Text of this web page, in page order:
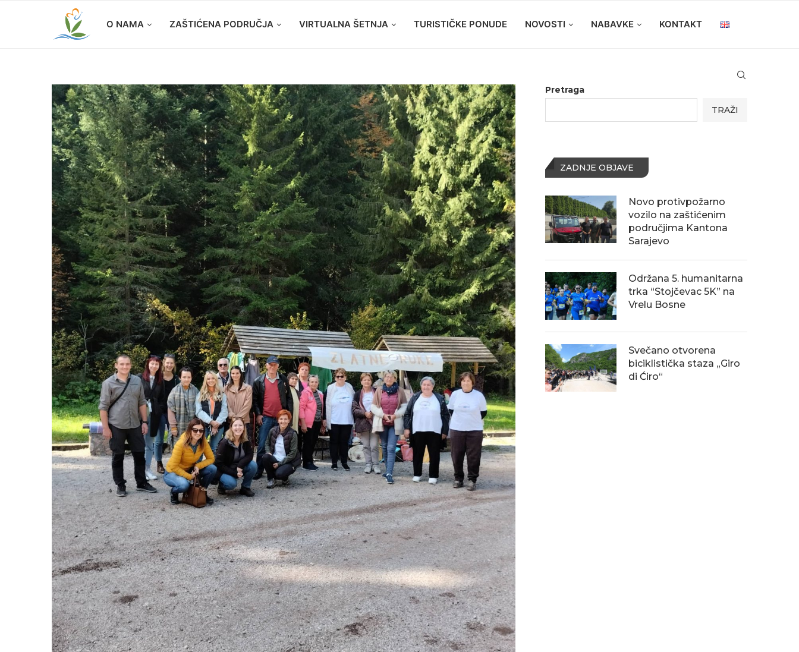
O NAMA ZAŠTIĆENA PODRUČJA VIRTUALNA ŠETNJA TURISTIČKE PONUDE NOVOSTI NABAVKE KONTAKT
Pretraga
TRAŽI
ZADNJE OBJAVE
Novo protivpožarno
vozilo na zaštićenim
područjima Kantona
Sarajevo
Održana 5. humanitarna
trka “Stojčevac 5K” na
Vrelu Bosne
Svečano otvorena
biciklistička staza „Giro
di Ćiro“